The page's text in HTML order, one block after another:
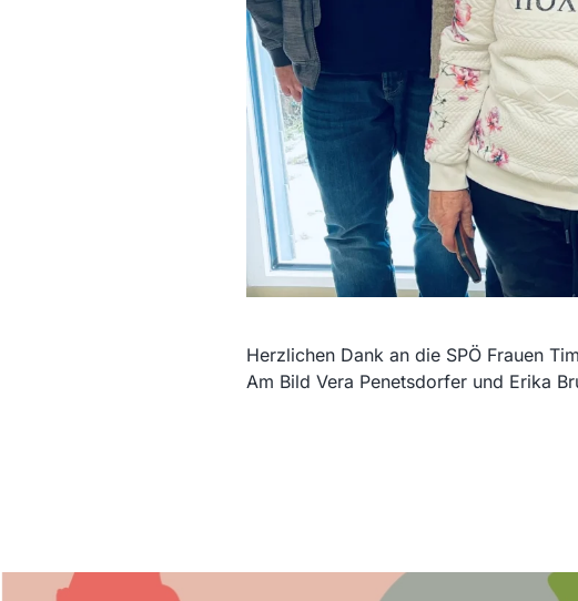
Herzlichen Dank an die SPÖ Frauen
Am Bild Vera Penetsdorfer und Erika